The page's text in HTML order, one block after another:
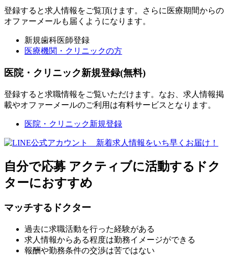
登録すると求人情報をご覧頂けます。さらに医療期間からの
オファーメールも届くようになります。
新規歯科医師登録
医療機関・クリニックの方
医院・クリニック新規登録(無料)
登録すると求職情報をご覧いただけます。なお、求人情報掲
載やオファーメールのご利用は有料サービスとなります。
医院・クリニック新規登録
自分で応募 アクティブに活動するドク
ターにおすすめ
マッチするドクター
過去に求職活動を行った経験がある
求人情報からある程度は勤務イメージができる
報酬や勤務条件の交渉は苦ではない